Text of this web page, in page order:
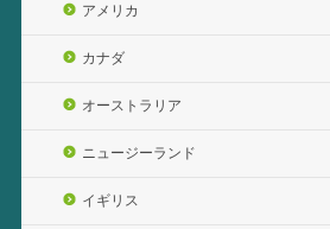
アメリカ
カナダ
オーストラリア
ニュージーランド
イギリス